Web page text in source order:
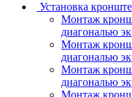
Установка
Монтаж
диагональю
Монтаж
диагональю
Монтаж
диагональю